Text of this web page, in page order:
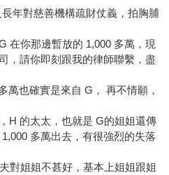
年對慈善機構疏財仗義，拍胸脯
在你那邊暫放的 1,000 多萬，現
，請你即刻跟我的律師聯繫，盡
萬也確實是來自 G， 再不情願，
H 的太太，也就是 G的姐姐還傳
多萬出去，有很強烈的失落
對姐姐不甚好，基本上姐姐跟姐